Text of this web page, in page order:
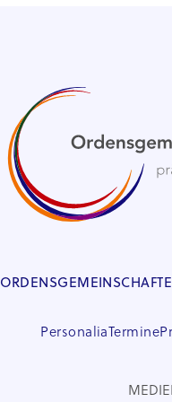
Personalia Termine